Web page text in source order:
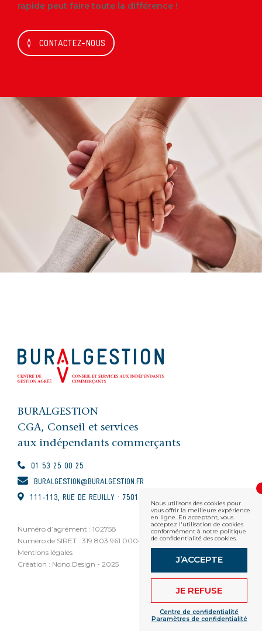
rapide peut faire toute la différence !
CONTACTEZ-NOUS
BURALGESTION
CGA, Conseil et services
aux indépendants commerçants
01 53 25 00 25
BURALGESTION@BURALGESTION.FR
111-113, RUE DE REUILLY · 75012 PARIS
Numéro d’agrément : 102758
Numéro de SIRET : 319 803 961 00048
Mentions légales
Création : Nono.Design - 2025
Nous utilisons des cookies pour
vous offrir la meilleure expérience
en ligne. En acceptant, vous
acceptez l'utilisation de cookies
conformément à notre politique
de confidentialité des cookies.
J’ACCEPTE
JE REFUSE
Centre de confidentialité
Paramètres de confidentialité